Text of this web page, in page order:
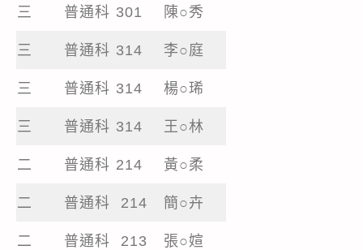
三 普通科 301 陳○秀
三 普通科 314 李○庭
三 普通科 314 楊○琋
三 普通科 314 王○林
二 普通科 214 黃○柔
二 普通科 214 簡○卉
二 普通科 213 張○媗